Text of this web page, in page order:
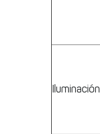
Iluminación